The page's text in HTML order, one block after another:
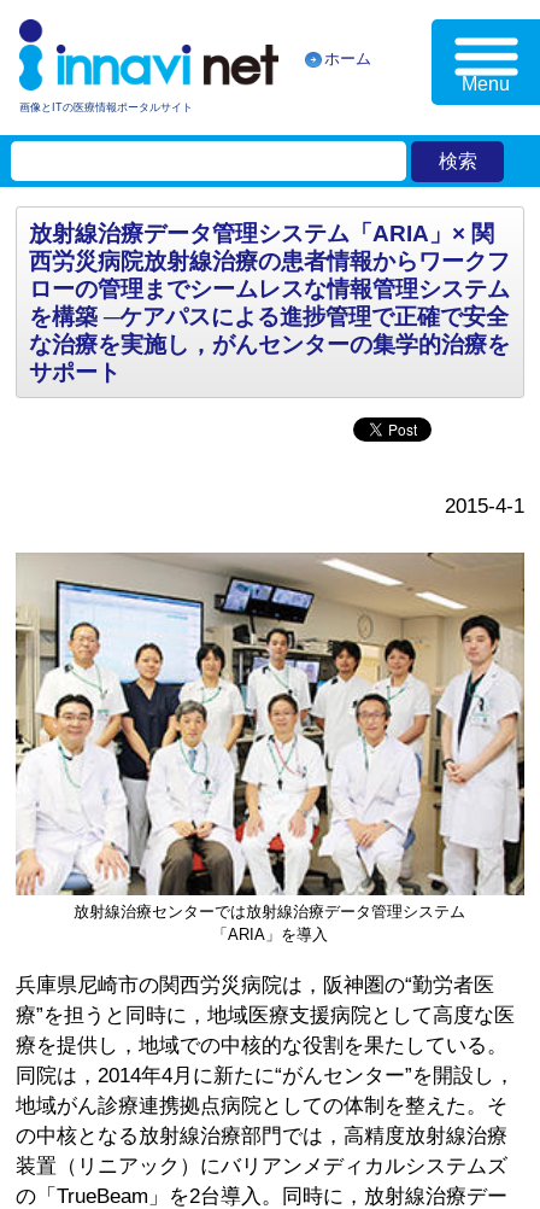
画像とITの医療情報ポータルサイト
ホーム
Menu
放射線治療データ管理システム「ARIA」× 関
西労災病院放射線治療の患者情報からワークフ
ローの管理までシームレスな情報管理システム
を構築 ─ケアパスによる進捗管理で正確で安全
な治療を実施し，がんセンターの集学的治療を
サポート
2015-4-1
放射線治療センターでは放射線治療データ管理システム
「ARIA」を導入
兵庫県尼崎市の関西労災病院は，阪神圏の“勤労者医
療”を担うと同時に，地域医療支援病院として高度な医
療を提供し，地域での中核的な役割を果たしている。
同院は，2014年4月に新たに“がんセンター”を開設し，
地域がん診療連携拠点病院としての体制を整えた。そ
の中核となる放射線治療部門では，高精度放射線治療
装置（リニアック）にバリアンメディカルシステムズ
の「TrueBeam」を2台導入。同時に，放射線治療デー